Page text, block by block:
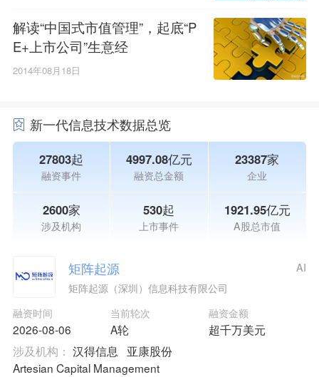
解读“中国式市值管理”，起底“P
E+上市公司”生意经
2014年08月18日
新一代信息技术数据总览
27803起
融资事件
4997.08亿元
融资总金额
23387家
企业
2600家
涉及机构
530起
上市事件
1921.95亿元
A股总市值
矩阵起源
矩阵起源（深圳）信息科技有限公司
融资时间
2026-08-06
当前轮次
A轮
融资金额
超千万美元
AI
涉及机构： 汉得信息
亚康股份
Artesian Capital Management